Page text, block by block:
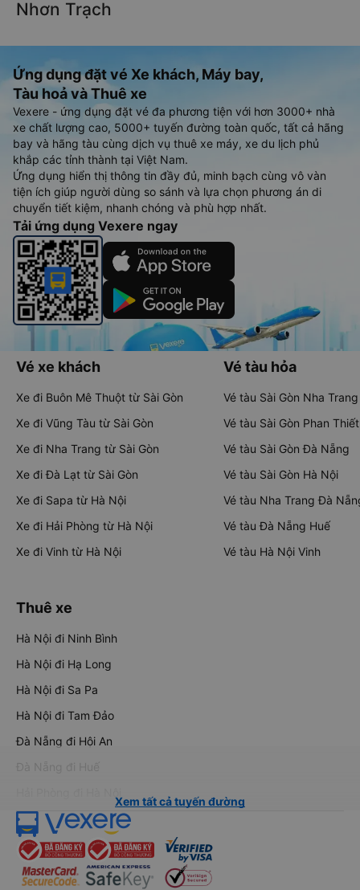
Nhơn Trạch
Ứng dụng đặt vé Xe khách, Máy bay,
Tàu hoả và Thuê xe
Vexere - ứng dụng đặt vé đa phương tiện với hơn 3000+ nhà
xe chất lượng cao, 5000+ tuyến đường toàn quốc, tất cả hãng
bay và hãng tàu cùng dịch vụ thuê xe máy, xe du lịch phủ
khắp các tỉnh thành tại Việt Nam.
Ứng dụng hiển thị thông tin đầy đủ, minh bạch cùng vô vàn
tiện ích giúp người dùng so sánh và lựa chọn phương án di
chuyển tiết kiệm, nhanh chóng và phù hợp nhất.
Tải ứng dụng Vexere ngay
Vé xe khách
Xe đi Buôn Mê Thuột từ Sài Gòn
Xe đi Vũng Tàu từ Sài Gòn
Xe đi Nha Trang từ Sài Gòn
Xe đi Đà Lạt từ Sài Gòn
Xe đi Sapa từ Hà Nội
Xe đi Hải Phòng từ Hà Nội
Xe đi Vinh từ Hà Nội
Vé tàu hỏa
Vé tàu Sài Gòn Nha Trang
Vé tàu Sài Gòn Phan Thiết
Vé tàu Sài Gòn Đà Nẵng
Vé tàu Sài Gòn Hà Nội
Vé tàu Nha Trang Đà
Vé tàu Đà Nẵng Huế
Vé tàu Hà Nội Vinh
Thuê xe
Hà Nội đi Ninh Bình
Hà Nội đi Hạ Long
Hà Nội đi Sa Pa
Hà Nội đi Tam Đảo
Đà Nẵng đi Hội An
Đà Nẵng đi Huế
Xem tất cả tuyến đường